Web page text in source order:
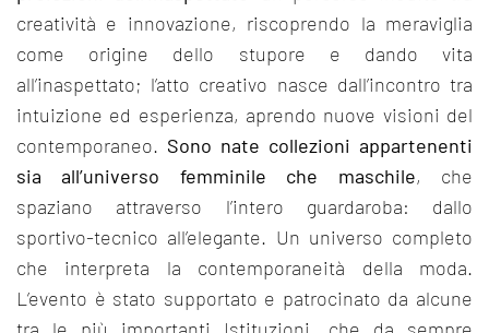
creatività e innovazione, riscoprendo la meraviglia
come origine dello stupore e dando vita
all’inaspettato; l’atto creativo nasce dall’incontro tra
intuizione ed esperienza, aprendo nuove visioni del
contemporaneo. Sono nate collezioni appartenenti
sia all’universo femminile che maschile, che
spaziano attraverso l’intero guardaroba: dallo
sportivo-tecnico all’elegante. Un universo completo
che interpreta la contemporaneità della moda.
L’evento è stato supportato e patrocinato da alcune